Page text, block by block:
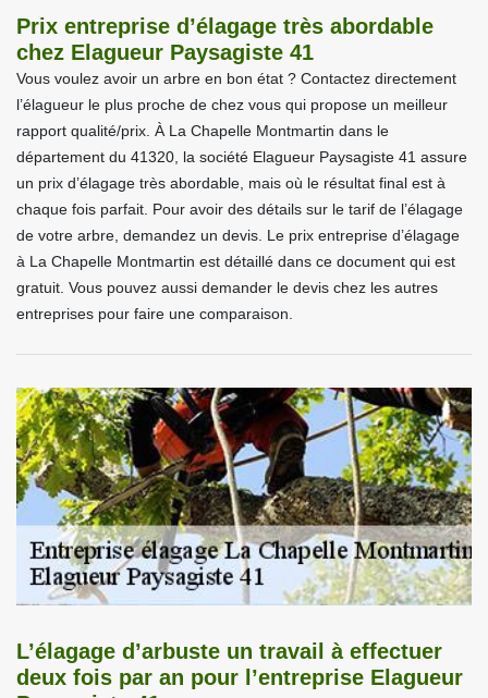
Prix entreprise d’élagage très abordable
chez Elagueur Paysagiste 41
Vous voulez avoir un arbre en bon état ? Contactez directement
l’élagueur le plus proche de chez vous qui propose un meilleur
rapport qualité/prix. À La Chapelle Montmartin dans le
département du 41320, la société Elagueur Paysagiste 41 assure
un prix d’élagage très abordable, mais où le résultat final est à
chaque fois parfait. Pour avoir des détails sur le tarif de l’élagage
de votre arbre, demandez un devis. Le prix entreprise d’élagage
à La Chapelle Montmartin est détaillé dans ce document qui est
gratuit. Vous pouvez aussi demander le devis chez les autres
entreprises pour faire une comparaison.
L’élagage d’arbuste un travail à effectuer
deux fois par an pour l’entreprise Elagueur